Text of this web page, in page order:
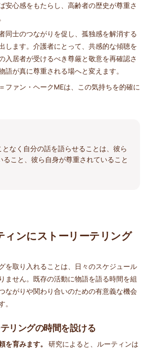
安心感をもたらし、高齢者の歴史が尊重さ
同士のつながりを促し、孤独感を解消する
します。介護者にとって、共感的な傾聴を
入居者が受けるべき尊厳と敬意を再確認さ
語が真に尊重される場へと変えます。
ファン・ヘークMEは、この気持ちを的確に
となく自分の話を語らせることは、彼ら
こと、彼ら自身が尊重されていること
ィンにストーリーテリング
を取り入れることは、日々のスケジュール
ません。既存の活動に物語を語る時間を組
ながりや関わり合いのための有意義な機会
リングの時間を設ける
を育みます。
研究によると、ルーティンは